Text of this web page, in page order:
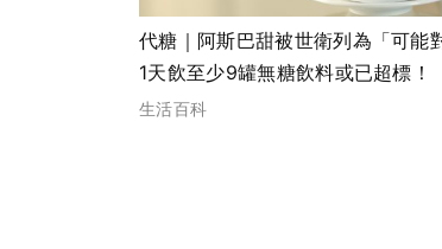
代糖｜阿斯巴甜被世衛列為「可能
1天飲至少9罐無糖飲料或已超標！
生活百科